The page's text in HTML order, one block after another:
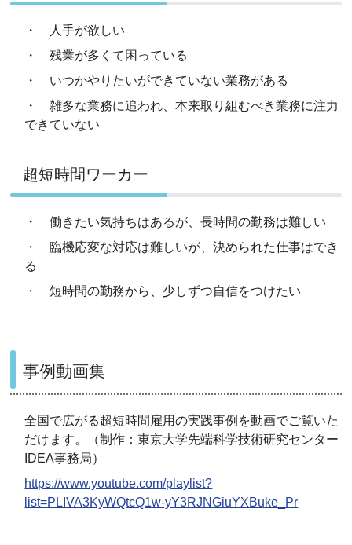
・ 人手が欲しい
・ 残業が多くて困っている
・ いつかやりたいができていない業務がある
・ 雑多な業務に追われ、本来取り組むべき業務に注力
できていない
超短時間ワーカー
・ 働きたい気持ちはあるが、長時間の勤務は難しい
・ 臨機応変な対応は難しいが、決められた仕事はでき
る
・ 短時間の勤務から、少しずつ自信をつけたい
事例動画集
全国で広がる超短時間雇用の実践事例を動画でご覧いた
だけます。（制作：東京大学先端科学技術研究センター
IDEA事務局）
https://www.youtube.com/playlist?
list=PLIVA3KyWQtcQ1w-yY3RJNGiuYXBuke_Pr